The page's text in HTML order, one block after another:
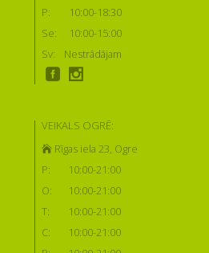
P:
10:00-18:30
Se:
10:00-15:00
Sv:
Nestrādājam
VEIKALS OGRĒ:
Rīgas iela 23, Ogre
P:
10:00-21:00
O:
10:00-21:00
T:
10:00-21:00
C:
10:00-21:00